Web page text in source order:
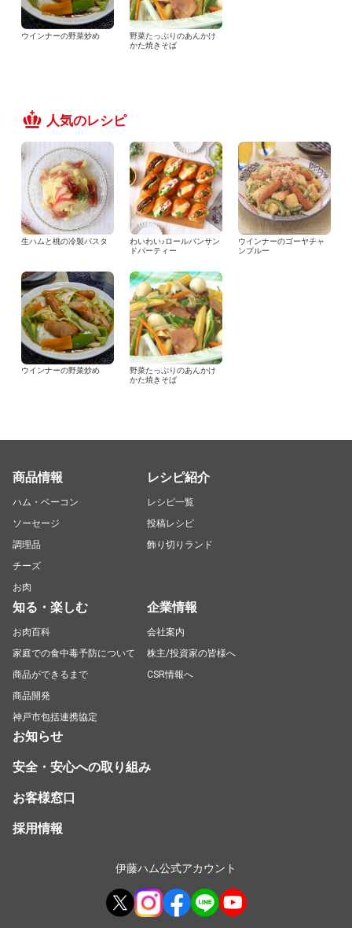
ウインナーの野菜炒め
野菜たっぷりのあんかけ
かた焼きそば
人気のレシピ
生ハムと桃の冷製パスタ
わいわい♪ロールパンサン
ドパーティー
ウインナーのゴーヤチャ
ンプルー
ウインナーの野菜炒め
野菜たっぷりのあんかけ
かた焼きそば
商品情報
ハム・ベーコン
ソーセージ
調理品
チーズ
お肉
レシピ紹介
レシピ一覧
投稿レシピ
飾り切りランド
知る・楽しむ
お肉百科
家庭での食中毒予防について
商品ができるまで
商品開発
神戸市包括連携協定
企業情報
会社案内
株主/投資家の皆様へ
CSR情報へ
お知らせ
安全・安心への取り組み
お客様窓口
採用情報
伊藤ハム公式アカウント